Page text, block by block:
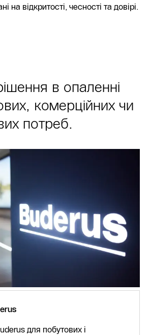
на відкритості, чесності та довірі.
в опаленні
комерційних чи
потреб.
для побутових і